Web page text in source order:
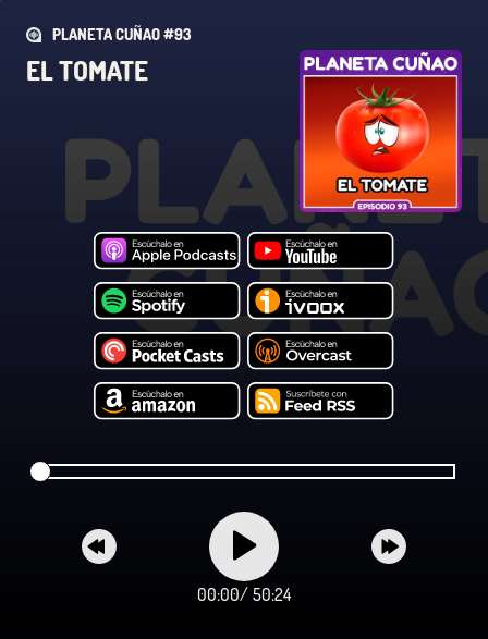
PLANETA CUÑAO #93
EL TOMATE
00:00/ 50:24